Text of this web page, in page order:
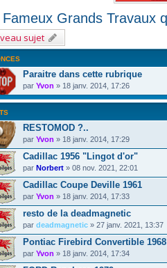
Fameux Grands Travaux
sujet
Paraitre dans cette rubrique
par Yvon » 18 janv. 2014, 17:26
RESTOMOD ?..
par Yvon » 18 janv. 2014, 17:29
Cadillac 1956 "Lingot d'or"
par Norbert » 08 nov. 2021, 22:01
Cadillac Coupe Deville 1961
par Yvon » 18 janv. 2014, 17:33
resto de la deadmagnetic
par deadmagnetic » 27 janv. 2021, 13:37
Pontiac Firebird Convertible 1968
par Yvon » 18 janv. 2014, 17:34